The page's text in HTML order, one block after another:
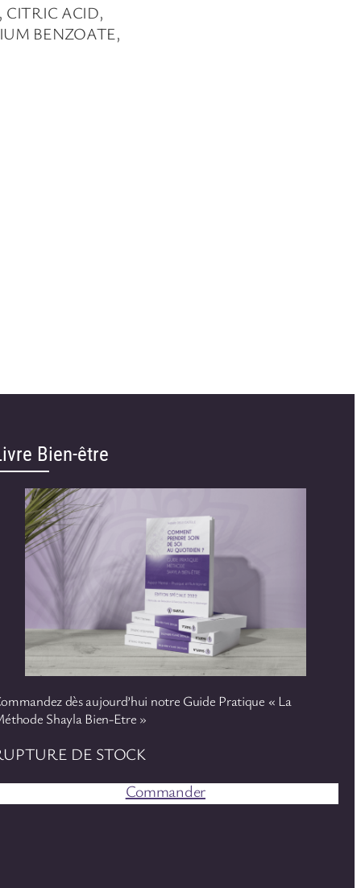
CITRIC ACID,
BENZOATE,
Bien-être
dès aujourd’hui notre Guide Pratique « La
Shayla Bien-Etre »
DE STOCK
Commander